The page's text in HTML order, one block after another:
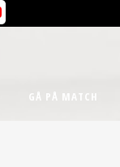
GÅ PÅ MATCH